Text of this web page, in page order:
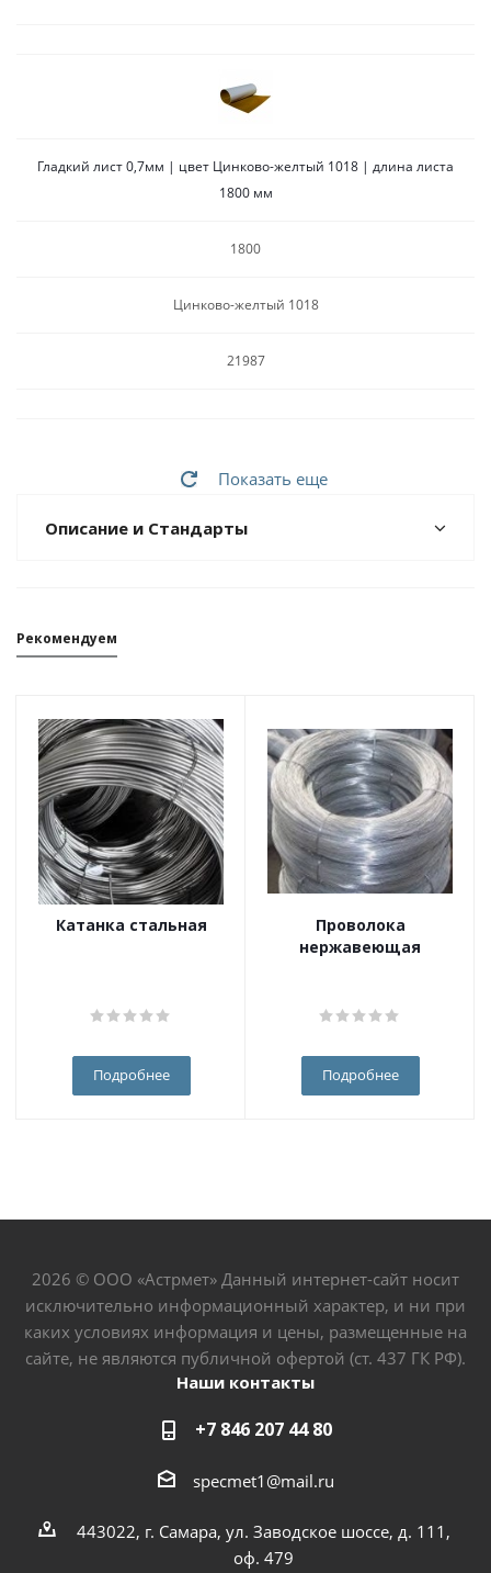
Гладкий лист 0,7мм | цвет Цинково-желтый 1018 | длина листа
1800 мм
1800
Цинково-желтый 1018
21987
Показать еще
Описание и Стандарты
Рекомендуем
Катанка стальная
Подробнее
Проволока
нержавеющая
Подробнее
2026 © ООО «Астрмет» Данный интернет-сайт носит
исключительно информационный характер, и ни при
каких условиях информация и цены, размещенные на
сайте, не являются публичной офертой (ст. 437 ГК РФ).
Наши контакты
+7 846 207 44 80
specmet1@mail.ru
443022, г. Самара, ул. Заводское шоссе, д. 111,
оф. 479